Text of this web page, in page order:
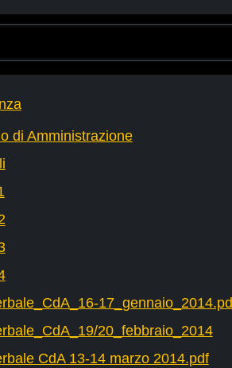
di Amministrazione
20_febbraio_2014
CdA 13-14 marzo 2014.pdf